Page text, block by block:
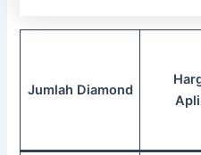
Jumlah Diamond